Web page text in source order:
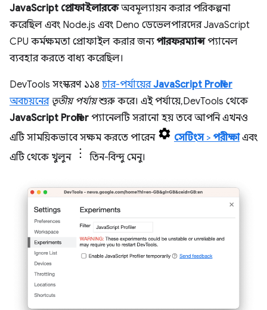
JavaScript প্রোফাইলারকেঅবমূল্যায়ন করার পরিকল্পনা
করেছিল এবং Node.js এবং Deno ডেভেলপারদের JavaScript
CPU কর্মক্ষমতা প্রোফাইল করার জন্য পারফরম্যান্সপ্যানেল
ব্যবহার করতে বাধ্য করেছিল।
DevTools সংস্করণ ১১৪ চার-পর্যায়েরJavaScript Profiler
অবচয়নের তৃতীয় পর্যায়শুরু করে। এই পর্যায়ে, DevTools থেকে
JavaScript Profiler প্যানেলটি সরানো হয় তবে আপনি এখনও
এটি সাময়িকভাবে সক্ষম করতে পারেন
সেটিংস> পরীক্ষাএবং
এটি থেকে খুলুন
তিন-বিন্দু মেনু।